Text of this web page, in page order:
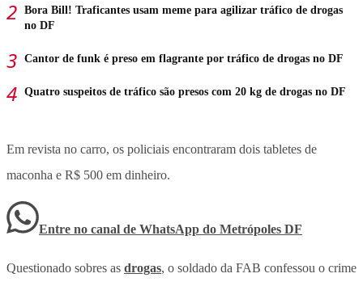
Bora Bill! Traficantes usam meme para agilizar tráfico de drogas
no DF
Cantor de funk é preso em flagrante por tráfico de drogas no DF
Quatro suspeitos de tráfico são presos com 20 kg de drogas no DF
Em revista no carro, os policiais encontraram dois tabletes de
maconha e R$ 500 em dinheiro.
Entre no canal de WhatsApp do Metrópoles DF
Questionado sobres as drogas, o soldado da FAB confessou o crime